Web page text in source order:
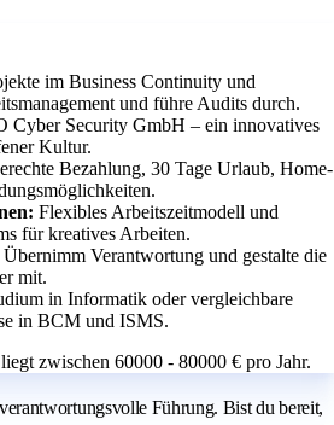
im Business Continuity und
und führe Audits durch.
Cyber Security GmbH – ein innovatives
Kultur.
Bezahlung, 30 Tage Urlaub, Home-
Flexibles Arbeitszeitmodell und
für kreatives Arbeiten.
Übernimm Verantwortung und gestalte die
mit.
in Informatik oder vergleichbare
in BCM und ISMS.
zwischen 60000 - 80000 € pro Jahr.
Führung. Bist du bereit,